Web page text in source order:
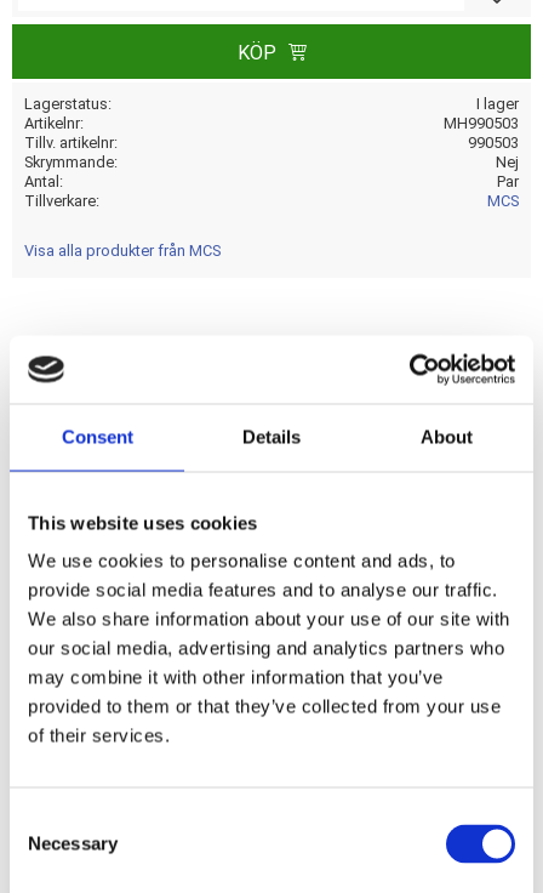
Consent Details About
This website uses cookies
We use cookies to personalise content and ads, to
provide social media features and to analyse our traffic.
We also share information about your use of our site with
our social media, advertising and analytics partners who
may combine it with other information that you’ve
provided to them or that they’ve collected from your use
of their services.
Necessary
KÖP
Lagerstatus
I lager
Artikelnr
MH990503
Tillv. artikelnr
990503
Skrymmande
Nej
Antal
Par
Tillverkare
MCS
Visa alla produkter från MCS
CHROME; WITH TURN SIGNAL HOLES
Dela med dig
F
e
o
o
k
Omdömen
Du